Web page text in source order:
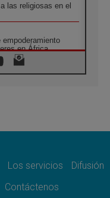
las religiosas en el
empoderamiento
en África
Apostólico del
de San Francisco
Los servicios
Difusión
Contáctenos